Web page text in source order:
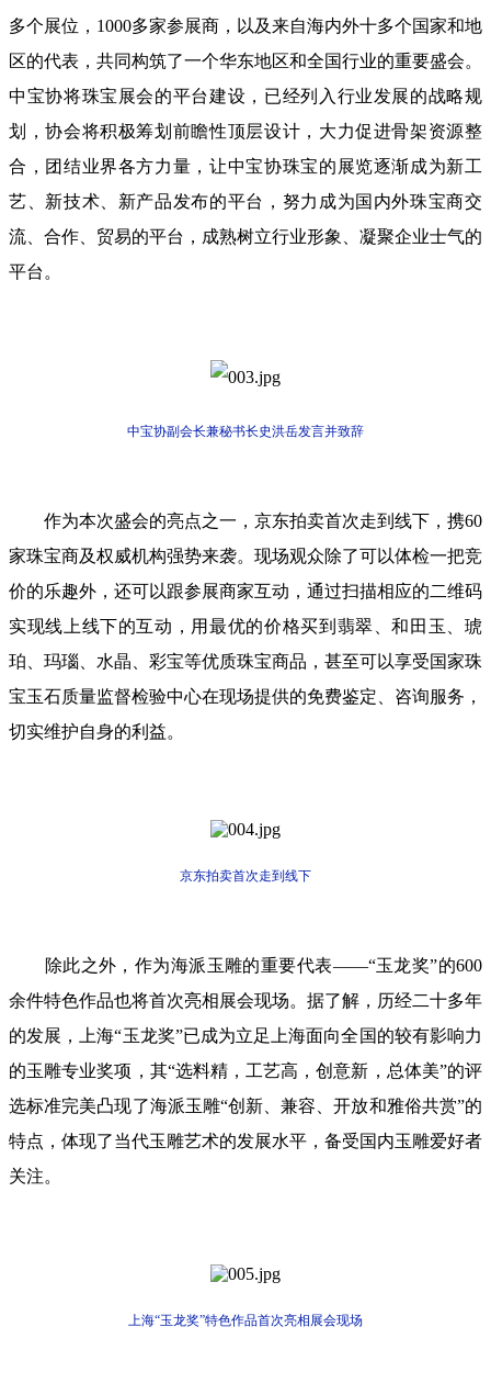
多个展位，1000多家参展商，以及来自海内外十多个国家和地
区的代表，共同构筑了一个华东地区和全国行业的重要盛会。
中宝协将珠宝展会的平台建设，已经列入行业发展的战略规
划，协会将积极筹划前瞻性顶层设计，大力促进骨架资源整
合，团结业界各方力量，让中宝协珠宝的展览逐渐成为新工
艺、新技术、新产品发布的平台，努力成为国内外珠宝商交
流、合作、贸易的平台，成熟树立行业形象、凝聚企业士气的
平台。
中宝协副会长兼秘书长史洪岳发言并致辞
作为本次盛会的亮点之一，京东拍卖首次走到线下，携60
家珠宝商及权威机构强势来袭。现场观众除了可以体检一把竞
价的乐趣外，还可以跟参展商家互动，通过扫描相应的二维码
实现线上线下的互动，用最优的价格买到翡翠、和田玉、琥
珀、玛瑙、水晶、彩宝等优质珠宝商品，甚至可以享受国家珠
宝玉石质量监督检验中心在现场提供的免费鉴定、咨询服务，
切实维护自身的利益。
京东拍卖首次走到线下
除此之外，作为海派玉雕的重要代表——“玉龙奖”的600
余件特色作品也将首次亮相展会现场。据了解，历经二十多年
的发展，上海“玉龙奖”已成为立足上海面向全国的较有影响力
的玉雕专业奖项，其“选料精，工艺高，创意新，总体美”的评
选标准完美凸现了海派玉雕“创新、兼容、开放和雅俗共赏”的
特点，体现了当代玉雕艺术的发展水平，备受国内玉雕爱好者
关注。
上海“玉龙奖”特色作品首次亮相展会现场